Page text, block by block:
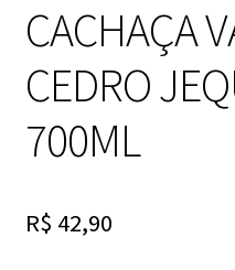
CACHAÇA
CEDRO
700ML
R$ 42,90